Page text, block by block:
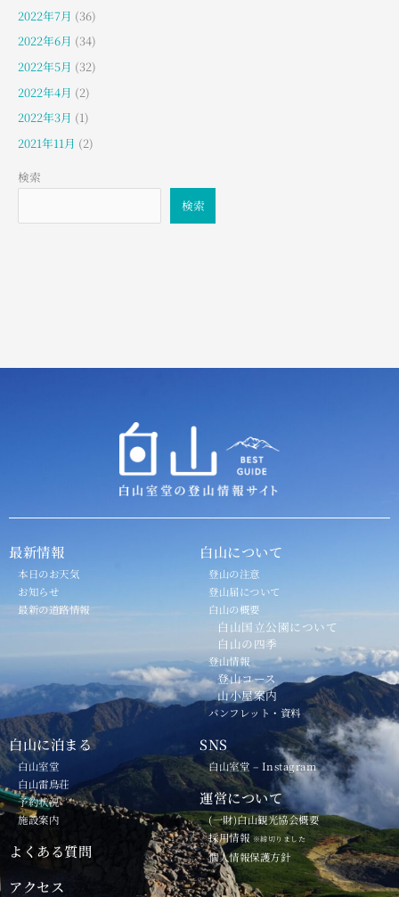
2022年7月 (36)
2022年6月 (34)
2022年5月 (32)
2022年4月 (2)
2022年3月 (1)
2021年11月 (2)
検索
検索
最新情報
本日のお天気
お知らせ
最新の道路情報
白山について
登山の注意
登山届について
白山の概要
白山国立公園について
白山の四季
登山情報
登山コース
山小屋案内
パンフレット・資料
白山に泊まる
白山室堂
白山雷鳥荘
予約状況
施設案内
よくある質問
アクセス
SNS
白山室堂 – Instagram
運営について
(一財)白山観光協会概要
採用情報※締切りました
個人情報保護方針